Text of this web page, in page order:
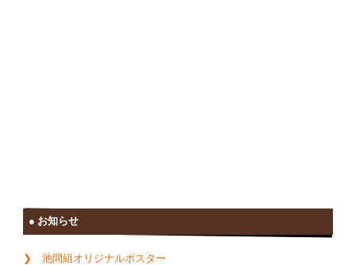
お知らせ
池間組オリジナルポスター